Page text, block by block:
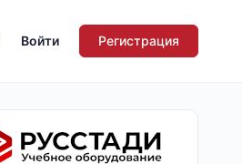
Войти Регистрация